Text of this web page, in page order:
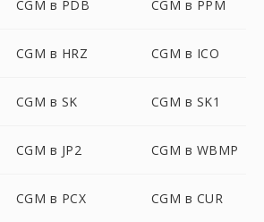
CGM в PDB CGM в PPM
CGM в HRZ CGM в ICO
CGM в SK CGM в SK1
CGM в JP2 CGM в WBMP
CGM в PCX CGM в CUR